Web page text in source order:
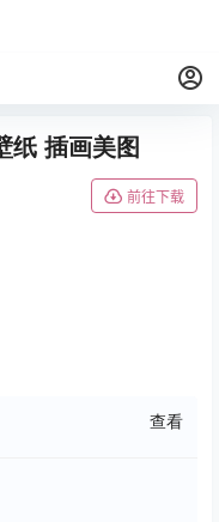
纸 插画美图
前往下载
查看